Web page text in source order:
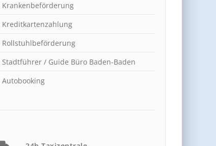
Krankenbeförderung
Kreditkartenzahlung
Rollstuhlbeförderung
Stadtführer / Guide Büro Baden-Baden
Autobooking